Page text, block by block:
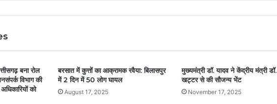
बना रोल
विभाग की
को
बरसात में कुत्तों का आक्रामक रवैया: बिलासपुर
में 2 दिन में 50 लोग घायल
August 17, 2025
मुख्यमंत्री डॉ. यादव ने केंद्रीय मंत्री डॉ.
खट्टर से की सौजन्य भेंट
November 17, 2025